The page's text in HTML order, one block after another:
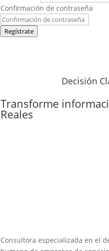
Confirmación de contraseña
Regístrate
Decisión
Transforme
Reales
Consultora especializada en el